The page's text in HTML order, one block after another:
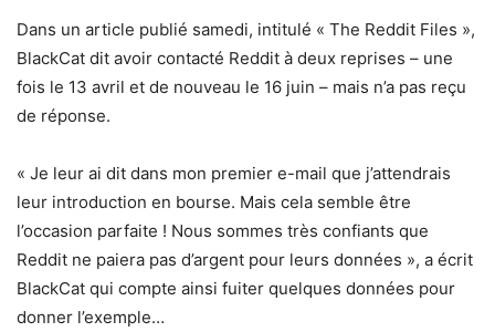
Dans un article publié samedi, intitulé « The Reddit Files »,
BlackCat dit avoir contacté Reddit à deux reprises – une
fois le 13 avril et de nouveau le 16 juin – mais n’a pas reçu
de réponse.
« Je leur ai dit dans mon premier e-mail que j’attendrais
leur introduction en bourse. Mais cela semble être
l’occasion parfaite ! Nous sommes très confiants que
Reddit ne paiera pas d’argent pour leurs données », a écrit
BlackCat qui compte ainsi fuiter quelques données pour
donner l’exemple…